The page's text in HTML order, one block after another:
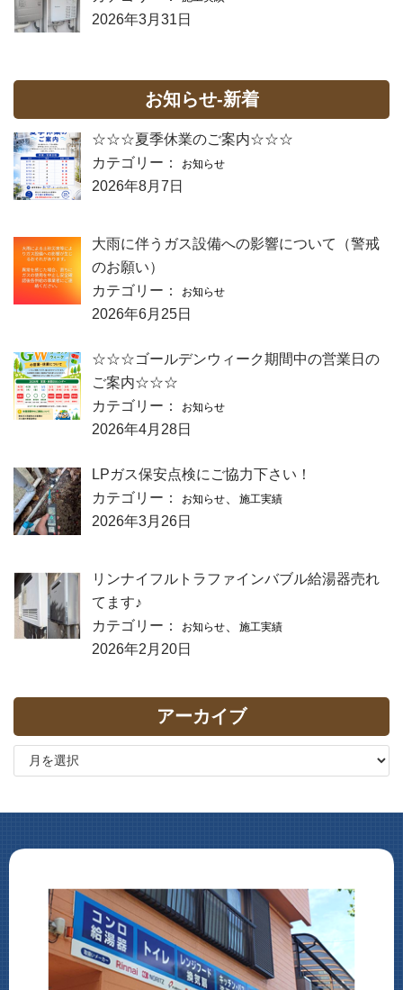
2026年3月31日
お知らせ-新着
☆☆☆夏季休業のご案内☆☆☆
カテゴリー：
お知らせ
2026年8月7日
大雨に伴うガス設備への影響について（警戒
のお願い）
カテゴリー：
お知らせ
2026年6月25日
☆☆☆ゴールデンウィーク期間中の営業日の
ご案内☆☆☆
カテゴリー：
お知らせ
2026年4月28日
LPガス保安点検にご協力下さい！
カテゴリー：
お知らせ 施工実績
2026年3月26日
リンナイフルトラファインバブル給湯器売れ
てます♪
カテゴリー：
お知らせ 施工実績
2026年2月20日
アーカイブ